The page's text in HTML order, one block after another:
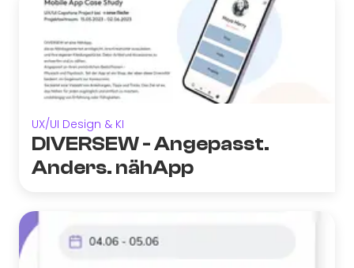
UX/UI Design & KI
DIVERSEW - Angepasst.
Anders. nähApp